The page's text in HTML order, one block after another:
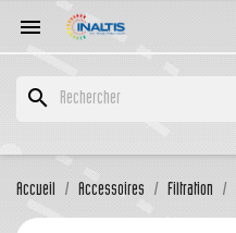

search
Accueil Accessoires Filtration